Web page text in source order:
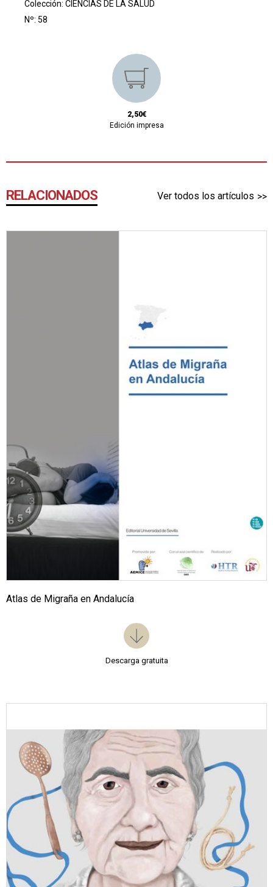
Colección: CIENCIAS DE LA SALUD
Nº: 58
2,50€
Edición impresa
RELACIONADOS Ver todos los artículos
Atlas de Migraña en Andalucía
Descarga gratuita